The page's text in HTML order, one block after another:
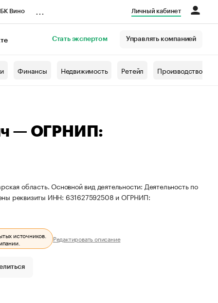
Вино Личный кабинет
Стать экспертом Управлять компанией
Финансы Недвижимость Ретейл Производство
— ОГРНИП:
область. Основной вид деятельности: Деятельность по
реквизиты ИНН: 631627592508 и ОГРНИП:
источников.
Редактировать описание